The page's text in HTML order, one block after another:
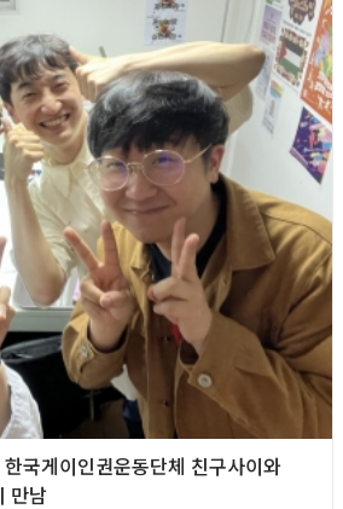
국게이인권운동단체 친구사이와
만남